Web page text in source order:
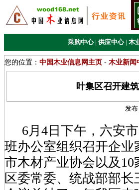
采购中心 | 供应中心 | 木
您的位置： 中国木业信息网主页 - 木业新闻
叶集区召开建
发布
6月4日下午，六安市
班办公室组织召开企
市木材产业协会以及
区委常委、统战部部